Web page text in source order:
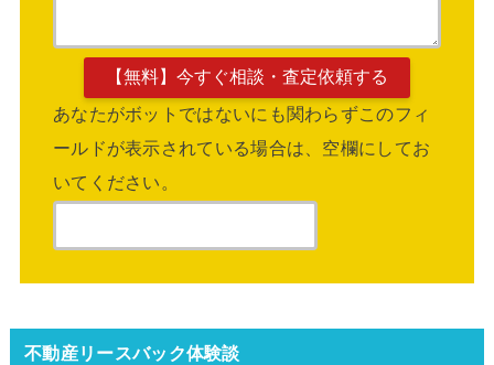
あなたがボットではないにも関わらずこのフィ
ールドが表示されている場合は、空欄にしてお
いてください。
不動産リースバック体験談